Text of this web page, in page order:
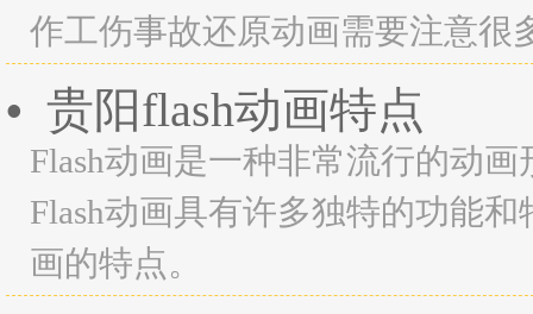
作工伤事故还原动画需要注意很
• 贵阳flash动画特点
Flash动画是一种非常流行的动
Flash动画具有许多独特的功能
画的特点。